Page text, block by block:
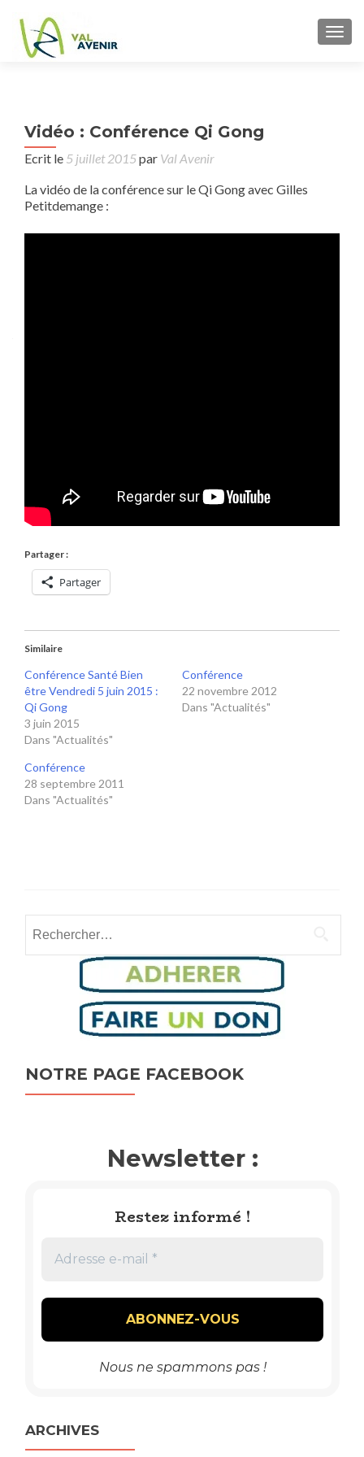
Vidéo : Conférence Qi Gong
Ecrit le 5 juillet 2015par Val Avenir
La vidéo de la conférence sur le Qi Gong avec Gilles
Petitdemange :
Partager :
Partager
Similaire
Conférence Santé Bien
être Vendredi 5 juin 2015 :
Qi Gong
3 juin 2015
Dans "Actualités"
Conférence
22 novembre 2012
Dans "Actualités"
Conférence
28 septembre 2011
Dans "Actualités"
NOTRE PAGE FACEBOOK
Newsletter :
Restez informé !
Nous ne spammons pas !
ARCHIVES